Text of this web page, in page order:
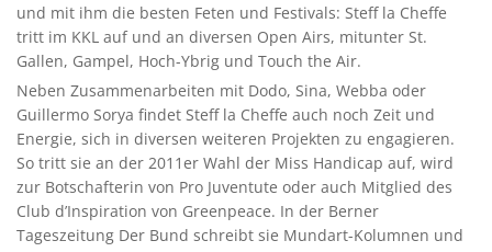
und mit ihm die besten Feten und Festivals: Steff la Cheffe
tritt im KKL auf und an diversen Open Airs, mitunter St.
Gallen, Gampel, Hoch-Ybrig und Touch the Air.
Neben Zusammenarbeiten mit Dodo, Sina, Webba oder
Guillermo Sorya findet Steff la Cheffe auch noch Zeit und
Energie, sich in diversen weiteren Projekten zu engagieren.
So tritt sie an der 2011er Wahl der Miss Handicap auf, wird
zur Botschafterin von Pro Juventute oder auch Mitglied des
Club d’Inspiration von Greenpeace. In der Berner
Tageszeitung Der Bund schreibt sie Mundart-Kolumnen und